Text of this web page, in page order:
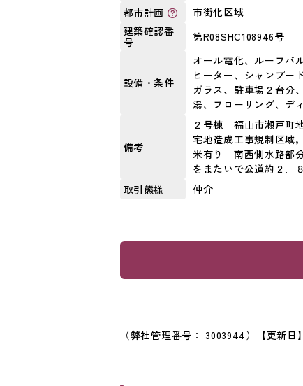
都市計画
市街化区域
建築確認番
号
第R08SHC108946号
設備・条件
オール電化、ルーフバ
ヒーター、シャンプー
ガラス、駐車場２台分
湯、フローリング、デ
備考
２号棟 福山市瀬戸町
宅地造成工事規制区域
米有り 南西側水路部
をまたいで公道約２．
取引態様
仲介
（弊社管理番号： 3003944） 【更新